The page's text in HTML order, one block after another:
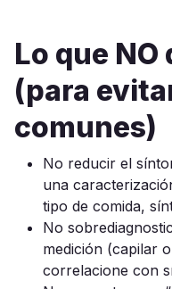
Lo que
(para
comunes)
No reducir el
una
tipo de comida,
No
medición (capilar
correlacione con